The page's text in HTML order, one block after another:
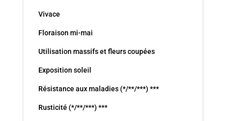
Vivace
Floraison mi-mai
Utilisation massifs et fleurs coupées
Exposition soleil
Résistance aux maladies (*/**/***) ***
Rusticité (*/**/***) ***